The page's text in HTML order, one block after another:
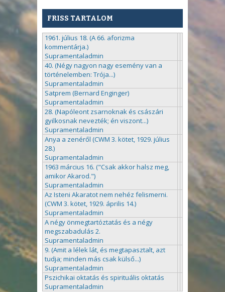
FRISS TARTALOM
1961. július 18. (A 66. aforizma
kommentárja.)
Supramentaladmin
40. (Négy nagyon nagy esemény van a
történelemben: Trója...)
Supramentaladmin
Satprem (Bernard Enginger)
Supramentaladmin
28. (Napóleont zsarnoknak és császári
gyilkosnak nevezték; én viszont...)
Supramentaladmin
Anya a zenéről (CWM 3. kötet, 1929. július
28.)
Supramentaladmin
1963 március 16. ("Csak akkor halsz meg,
amikor Akarod.")
Supramentaladmin
Az Isteni Akaratot nem nehéz felismerni.
(CWM 3. kötet, 1929. április 14.)
Supramentaladmin
A négy önmegtartóztatás és a négy
megszabadulás 2.
Supramentaladmin
9. (Amit a lélek lát, és megtapasztalt, azt
tudja; minden más csak külső...)
Supramentaladmin
Pszichikai oktatás és spirituális oktatás
Supramentaladmin